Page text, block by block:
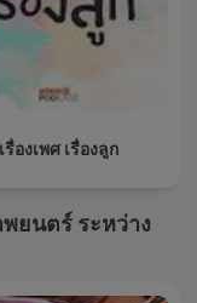
เรื่องเพศ เรื่องลูก
ยนตร์ ระหว่าง